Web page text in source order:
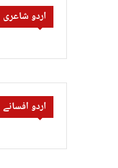
اردو شاعری
اردو افسانے